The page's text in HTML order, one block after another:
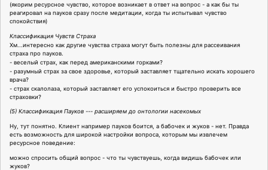
(якорим ресурсное чувство, которое возникает в ответ на вопрос - а как бы ты
реагировал на пауков сразу после медитации, когда ты испытывал чувство
спокойствия)
Классификация Чувств Страха
Хм...интересно как другие чувства страха могут быть полезны для рассеивания
страха про пауков.
- веселый страх, как перед американскими горками?
- разумный страх за свое здоровье, который заставляет тщательно искать хорошего
врача?
- страх скалолаза, который заставляет его успокоиться и быстро проверить все
страховки?
(5) Классификация Пауков --- расширяем до онтологии насекомых
Ну, тут понятно. Клиент например пауков боится, а бабочек и жуков - нет. Правда
есть возможность для широкой настройки вопроса, которым мы извлечем
ресурсное поведение:
можно спросить общий вопрос - что ты чувствуешь, когда видишь бабочек или
жуков?